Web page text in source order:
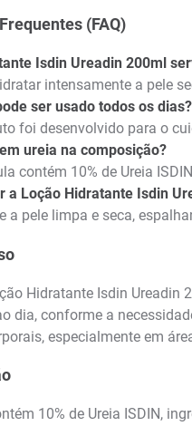
(FAQ)
Isdin Ureadin 200ml
intensamente a pele
ser usado todos os dias?
foi desenvolvido para o
ureia na composição?
contém 10% de Ureia
a Loção Hidratante Isdin
a pele limpa e seca,
Hidratante Isdin Ureadin
dia, conforme a
especialmente em
10% de Ureia ISDIN,